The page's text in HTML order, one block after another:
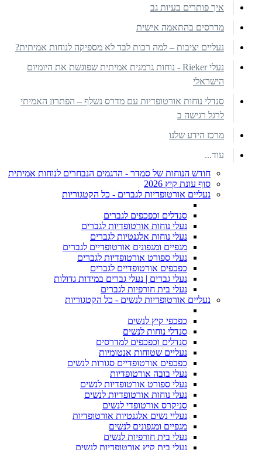
איך פותרים בעיות גב
מדרסים בהתאמה אישית
נעליים יציבות – למה רכות לבד לא מספיקה לנוחות אמיתית?
נעלי Rieker - נוחות גרמנית אמיתית שפוגשת את היומיום
הישראלי
סנדלי נוחות אורטופדיות עם מדרס נשלף – הפתרון האמיתי
לרגל רגישה ב
מרכז הידע שלנו
עוד...
חודש הנוחות של סמדר - הדגמים הנבחרים לנוחות אמיתית
סוף עונת קיץ 2026
נעליים אורטופדיות לגברים - כל הקטגוריות
סנדלים וכפכפים לגברים
נעלי נוחות אורטופדיות לגברים
נעלי נוחות אלגנטיות לגברים
מגפיים ומגפונים אורטופדיים לגברים
נעלי ספורט אורטופדיות לגברים
כפכפים אורטופדיים לגברים
נעלי גברים | נעלי גברים במידות גדולות
נעלי בית חורפיות לגברים
נעליים אורטופדיות לנשים - כל הקטגוריות
כפכפי קיץ לנשים
סנדלי נוחות לנשים
סנדלים וכפכפים למדרסים
נעליים שטוחות אנטומיות
כפכפים אורטופדיים סגורות לנשים
נעלי בובה אורטופדיות
נעלי ספורט אורטופדיות לנשים
נעלי נוחות אורטופדיות לנשים
סניקרס אורטופדי לנשים
נעליי נשים אלגנטיות אורטופדיות
מגפיים ומגפונים לנשים
נעלי בית חורפיות לנשים
נעלי בית קיץ אורטופדיות לנשים